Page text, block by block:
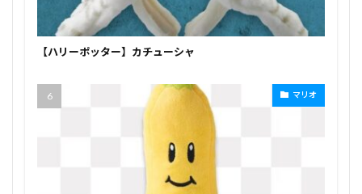
【ハリーポッター】カチューシャ
マリオ